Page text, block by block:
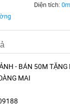
Diện tích:
- BÁN 50M
MAI